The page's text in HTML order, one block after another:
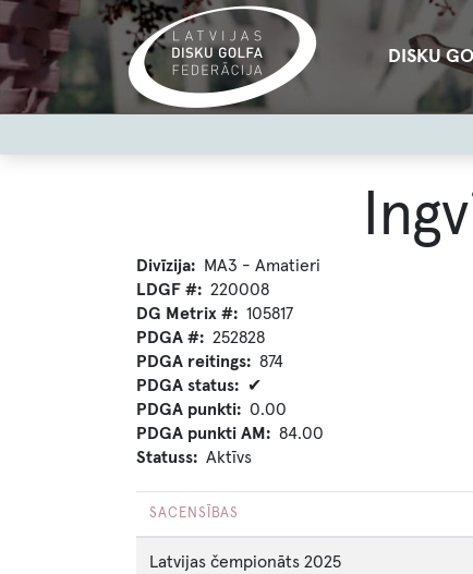
Pārlekt
galveno
saturu
navigation
DISKU
menu
Divīzija
MA3 - Amatieri
LDGF #
220008
DG Metrix #
105817
PDGA #
252828
PDGA reitings
874
PDGA status
✔
PDGA punkti
0.00
PDGA punkti AM
84.00
Statuss
Aktīvs
SACENSĪBAS
Latvijas čempionāts 2025